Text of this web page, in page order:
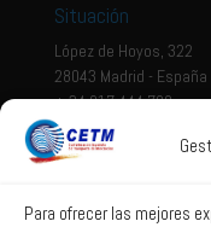
Para ofrecer las mejores
Situación
López de Hoyos, 322
28043 Madrid - España
+ 34 917 444 700
Aviso legal